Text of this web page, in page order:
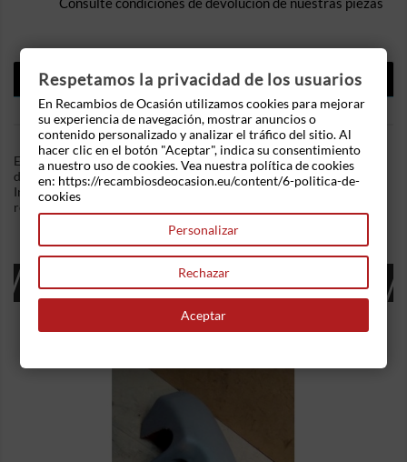
DESCRIPCIÓN
DETALLES DEL PRODUCTO
En Recambios de Ocasion disponemos de Mando elevalunas
delantero izquierdo Seat Toledo I (1L) 1.6 i (75 cv) .Referencia
Interna: 03301724013141. Ademas, disponemos de mas
recambios, si tiene cualquier duda consultenos.
16 OTROS PRODUCTOS EN LA MISMA
CATEGORÍA:
Respetamos la privacidad de los usuarios
En Recambios de Ocasión utilizamos cookies para mejorar
su experiencia de navegación, mostrar anuncios o
contenido personalizado y analizar el tráfico del sitio. Al
hacer clic en el botón "Aceptar", indica su consentimiento
a nuestro uso de cookies. Vea nuestra política de cookies
en: https://recambiosdeocasion.eu/content/6-politica-de-
cookies
Personalizar
Rechazar
Aceptar